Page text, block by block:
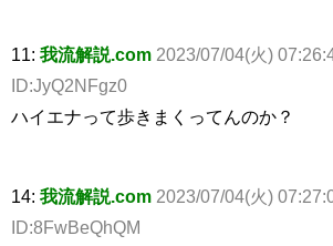
11: 我流解説.com 2023/07/04(火)
ID:JyQ2NFgz0
ハイエナって歩きまくってんのか？
14: 我流解説.com 2023/07/04(火)
ID:8FwBeQhQM